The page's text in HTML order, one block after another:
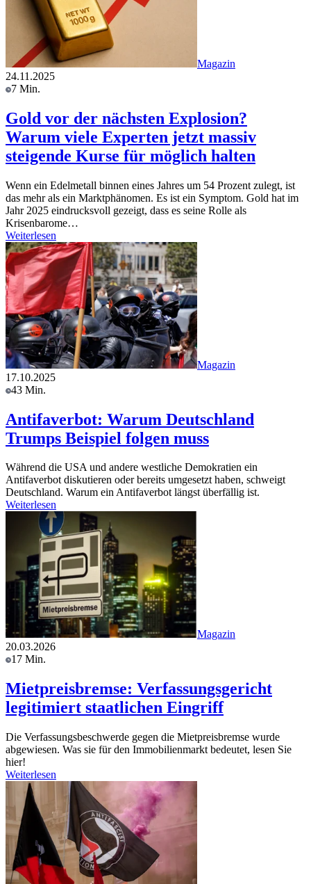
Magazin
24.11.2025
7 Min.
Gold vor der nächsten Explosion?
Warum viele Experten jetzt massiv
steigende Kurse für möglich halten
Wenn ein Edelmetall binnen eines Jahres um 54 Prozent zulegt, ist
das mehr als ein Marktphänomen. Es ist ein Symptom. Gold hat im
Jahr 2025 eindrucksvoll gezeigt, dass es seine Rolle als
Krisenbarome…
Weiterlesen
Magazin
17.10.2025
43 Min.
Antifaverbot: Warum Deutschland
Trumps Beispiel folgen muss
Während die USA und andere westliche Demokratien ein
Antifaverbot diskutieren oder bereits umgesetzt haben, schweigt
Deutschland. Warum ein Antifaverbot längst überfällig ist.
Weiterlesen
Magazin
20.03.2026
17 Min.
Mietpreisbremse: Verfassungsgericht
legitimiert staatlichen Eingriff
Die Verfassungsbeschwerde gegen die Mietpreisbremse wurde
abgewiesen. Was sie für den Immobilienmarkt bedeutet, lesen Sie
hier!
Weiterlesen